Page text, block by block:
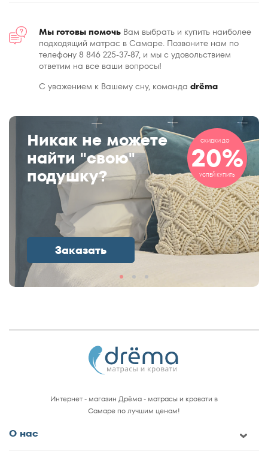
Мы готовы помочь Вам выбрать и купить наиболее
подходящий матрас в Самаре. Позвоните нам по
телефону 8 846 225-37-87, и мы с удовольствием
ответим на все ваши вопросы!
С уважением к Вашему сну, команда drёma
Никак не можете
найти "свою"
подушку?
Заказать
СКИДКИ ДО
20%
УСПЕЙ КУПИТЬ
Интернет - магазин Дрёма - матрасы и кровати в
Самаре по лучшим ценам!
О нас